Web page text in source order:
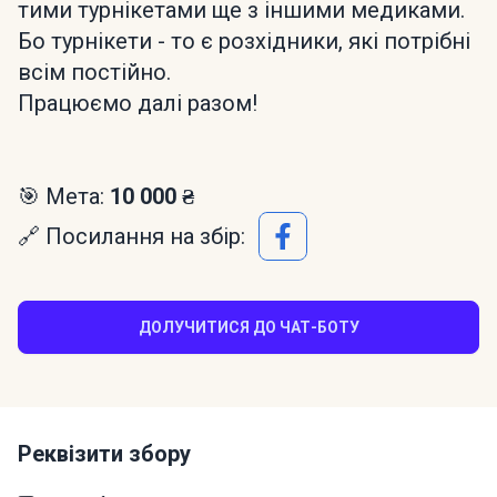
тими турнікетами ще з іншими медиками.
Бо турнікети - то є розхідники, які потрібні
всім постійно.
Працюємо далі разом!
🎯 Мета: 10 000 ₴
🔗 Посилання на збір:
ДОЛУЧИТИСЯ ДО ЧАТ-БОТУ
Реквізити збору